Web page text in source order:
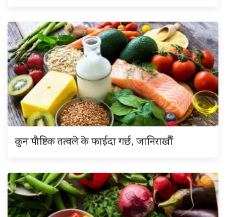
कुन पौष्टिक तत्वले के फाईदा गर्छ, जानिराखौँ